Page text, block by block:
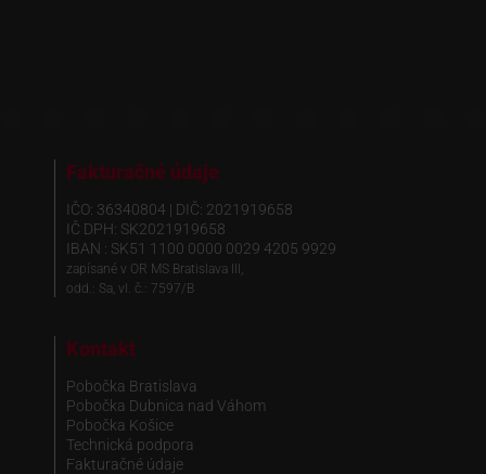
Fakturačné údaje
IČO: 36340804 | DIČ: 2021919658
IČ DPH: SK2021919658
IBAN : SK51 1100 0000 0029 4205 9929
zapísané v OR MS Bratislava III,
odd.: Sa, vl. č.: 7597/B
Kontakt
Pobočka Bratislava
Pobočka Dubnica nad Váhom
Pobočka Košice
Technická podpora
Fakturačné údaje